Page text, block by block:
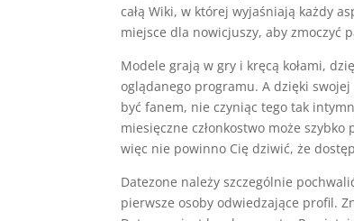
całą Wiki, w której wyjaśniają każdy
miejsce dla nowicjuszy, aby zmoczyć
Modele grają w gry i kręcą kołami,
oglądanego programu. A dzięki
być fanem, nie czyniąc tego tak
miesięczne członkostwo może
więc nie powinno Cię dziwić, że
Datezone należy szczególnie
pierwsze osoby odwiedzające profil.